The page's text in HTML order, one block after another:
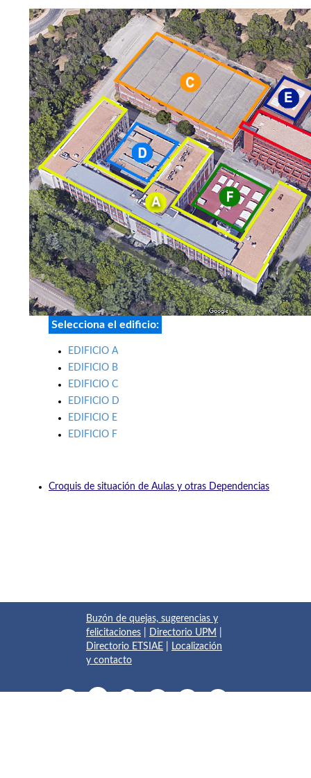
Selecciona el edificio:
EDIFICIO A
EDIFICIO B
EDIFICIO C
EDIFICIO D
EDIFICIO E
EDIFICIO F
Croquis de situación de Aulas y otras Dependencias
Buzón de quejas, sugerencias y
felicitaciones
Directorio UPM
Directorio ETSIAE
Localización
y contacto